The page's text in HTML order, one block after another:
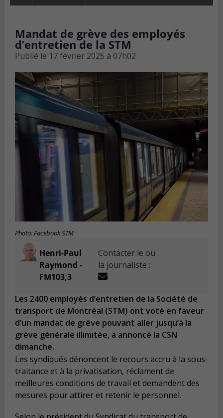
Mandat de grève des employés
d’entretien de la STM
Publié le 17 février 2025 à 07h02
Photo: Facebook STM
Henri-Paul
Raymond -
FM103,3
Contacter le ou
la journaliste :
Les 2400 employés d’entretien de la Société de
transport de Montréal (STM) ont voté en faveur
d’un mandat de grève pouvant aller jusqu’à la
grève générale illimitée, a annoncé la CSN
dimanche.
Les syndiqués dénoncent le recours accru à la sous-
traitance et à la privatisation, réclament de
meilleures conditions de travail et demandent des
mesures pour attirer et retenir le personnel.